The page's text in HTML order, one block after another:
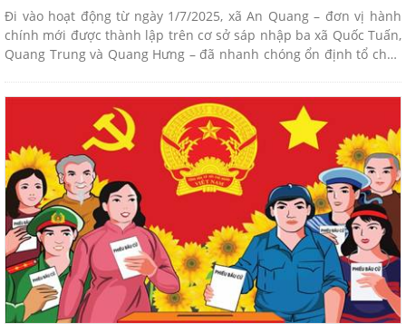
Đi vào hoạt động từ ngày 1/7/2025, xã An Quang – đơn vị hành
chính mới được thành lập trên cơ sở sáp nhập ba xã Quốc Tuấn,
Quang Trung và Quang Hưng – đã nhanh chóng ổn định tổ chức
tế - xã hội, trong đó cải cách hành chính và chuyển đổi số được
xác định là khâu đột phá, tạo nền tảng cho bộ máy chính quyền
hoạt động chuyên nghiệp, hiệu quả, hướng đến phục vụ người
dân và doanh nghiệp tốt hơn.